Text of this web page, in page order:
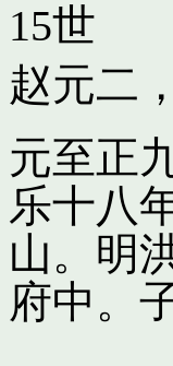
15世
赵元二
元至正
乐十八
山。明
府中。